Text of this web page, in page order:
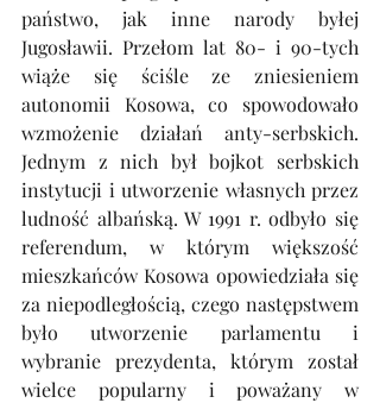
państwo, jak inne narody byłej
Jugosławii. Przełom lat 80- i 90-tych
wiąże się ściśle ze zniesieniem
autonomii Kosowa, co spowodowało
wzmożenie działań anty-serbskich.
Jednym z nich był bojkot serbskich
instytucji i utworzenie własnych przez
ludność albańską. W 1991 r. odbyło się
referendum, w którym większość
mieszkańców Kosowa opowiedziała się
za niepodległością, czego następstwem
było utworzenie parlamentu i
wybranie prezydenta, którym został
wielce popularny i poważany w